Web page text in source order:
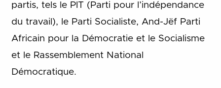
partis, tels le PIT (Parti pour l’indépendance
du travail), le Parti Socialiste, And-Jëf Parti
Africain pour la Démocratie et le Socialisme
et le Rassemblement National
Démocratique.